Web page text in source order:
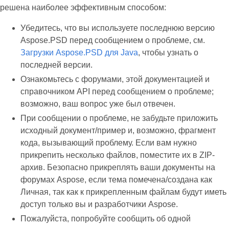
решена наиболее эффективным способом:
Убедитесь, что вы используете последнюю версию
Aspose.PSD перед сообщением о проблеме, см.
Загрузки Aspose.PSD для Java, чтобы узнать о
последней версии.
Ознакомьтесь с форумами, этой документацией и
справочником API перед сообщением о проблеме;
возможно, ваш вопрос уже был отвечен.
При сообщении о проблеме, не забудьте приложить
исходный документ/пример и, возможно, фрагмент
кода, вызывающий проблему. Если вам нужно
прикрепить несколько файлов, поместите их в ZIP-
архив. Безопасно прикреплять ваши документы на
форумах Aspose, если тема помечена/создана как
Личная, так как к прикрепленным файлам будут иметь
доступ только вы и разработчики Aspose.
Пожалуйста, попробуйте сообщить об одной